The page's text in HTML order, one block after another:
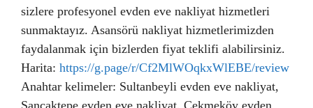
sizlere profesyonel evden eve nakliyat hizmetleri
sunmaktayız. Asansörü nakliyat hizmetlerimizden
faydalanmak için bizlerden fiyat teklifi alabilirsiniz.
Harita: https://g.page/r/Cf2MlWOqkxWlEBE/review
Anahtar kelimeler: Sultanbeyli evden eve nakliyat,
Sancaktepe evden eve nakliyat, Çekmeköy evden